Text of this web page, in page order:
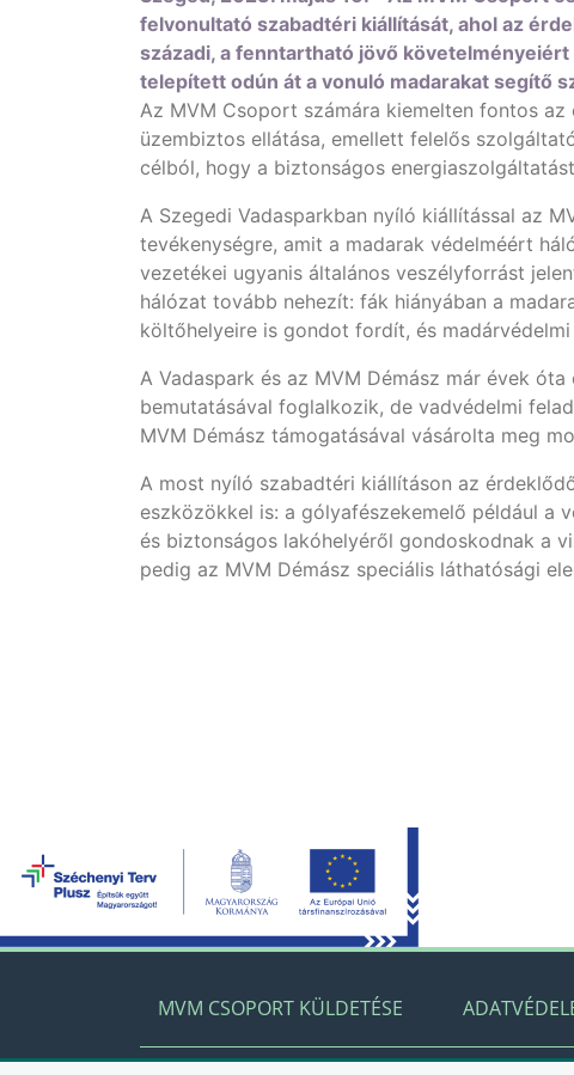
felvonultató szabadtéri kiállítását, ahol az
századi, a fenntartható jövő
telepített odún át a vonuló madarakat segítő
Az MVM Csoport számára kiemelten fontos
üzembiztos ellátása, emellett felelős
célból, hogy a biztonságos
A Szegedi Vadasparkban nyíló kiállítással az
tevékenységre, amit a madarak védelméért
vezetékei ugyanis általános veszélyforrást
hálózat tovább nehezít: fák hiányában a
költőhelyeire is gondot fordít, és
A Vadaspark és az MVM Démász már évek
bemutatásával foglalkozik, de vadvédelmi
MVM Démász támogatásával vásárolta meg
A most nyíló szabadtéri kiállításon az
eszközökkel is: a gólyafészekemelő például
és biztonságos lakóhelyéről gondoskodnak a
pedig az MVM Démász speciális láthatósági
MVM CSOPORT KÜLDETÉSE